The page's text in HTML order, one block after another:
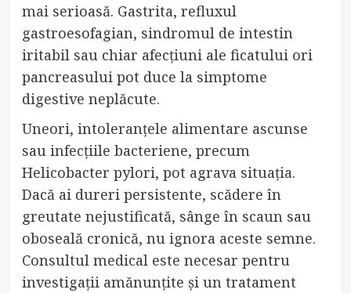
mai serioasă. Gastrita, refluxul
gastroesofagian, sindromul de intestin
iritabil sau chiar afecțiuni ale ficatului ori
pancreasului pot duce la simptome
digestive neplăcute.
Uneori, intoleranțele alimentare ascunse
sau infecțiile bacteriene, precum
Helicobacter pylori, pot agrava situația.
Dacă ai dureri persistente, scădere în
greutate nejustificată, sânge în scaun sau
oboseală cronică, nu ignora aceste semne.
Consultul medical este necesar pentru
investigații amănunțite și un tratament